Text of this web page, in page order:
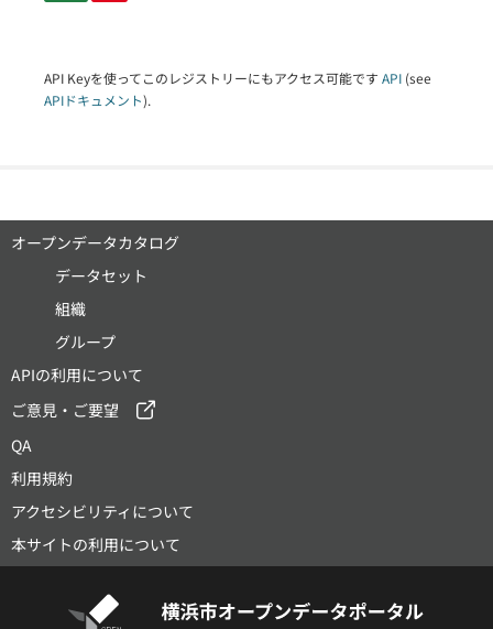
API Keyを使ってこのレジストリーにもアクセス可能です API (see
APIドキュメント).
オープンデータカタログ
データセット
組織
グループ
APIの利用について
ご意見・ご要望
QA
利用規約
アクセシビリティについて
本サイトの利用について